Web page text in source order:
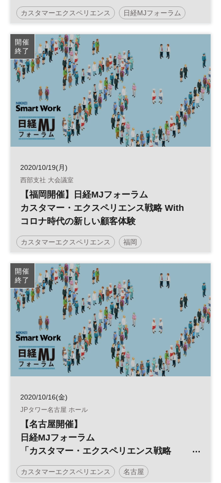
Withコロナ時代の新しい顧客体験」
カスタマーエクスペリエンス 日経MJフォーラム
顧客体験 CX
参加無料
開催
終了
2020/10/19(月)
西部支社 大会議室
【福岡開催】日経MJフォーラム
カスタマー・エクスペリエンス戦略 With
コロナ時代の新しい顧客体験
カスタマーエクスペリエンス 福岡
日経MJフォーラム 顧客体験 CX
参加無料
開催
終了
2020/10/16(金)
JPタワー名古屋 ホール
【名古屋開催】
日経MJフォーラム
「カスタマー・エクスペリエンス戦略
Withコロナ時代の新しい顧客体験」
カスタマーエクスペリエンス 名古屋